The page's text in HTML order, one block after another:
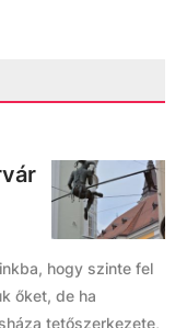
hogy szinte fel
őket, de ha
tetőszerkezete,